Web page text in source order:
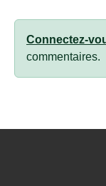
Connectez-
commentaires.